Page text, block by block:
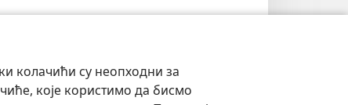
колачићи су неопходни за
које користимо да бисмо